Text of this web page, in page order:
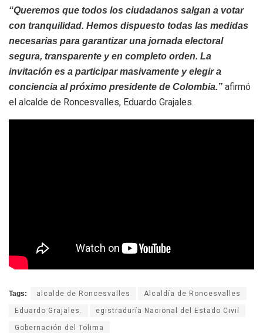
“Queremos que todos los ciudadanos salgan a votar
con tranquilidad. Hemos dispuesto todas las medidas
necesarias para garantizar una jornada electoral
segura, transparente y en completo orden. La
invitación es a participar masivamente y elegir a
conciencia al próximo presidente de Colombia.” afirmó
el alcalde de Roncesvalles, Eduardo Grajales.
Tags: alcalde de Roncesvalles Alcaldía de Roncesvalles
Eduardo Grajales. egistraduría Nacional del Estado Civil
Gobernación del Tolima